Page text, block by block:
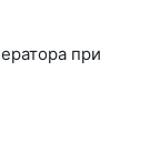
при